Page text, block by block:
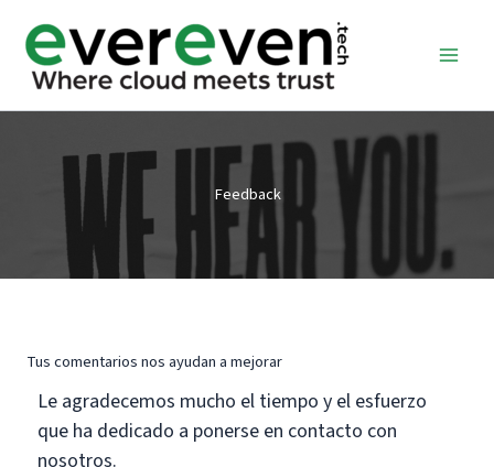
contenido
Feedback
Tus comentarios nos ayudan a mejorar
Le agradecemos mucho el tiempo y el esfuerzo
que ha dedicado a ponerse en contacto con
nosotros.